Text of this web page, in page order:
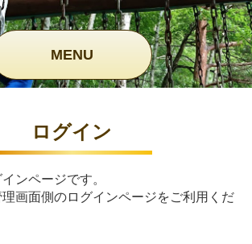
MENU
ログイン
ンページです。
画面側のログインページをご利用くだ